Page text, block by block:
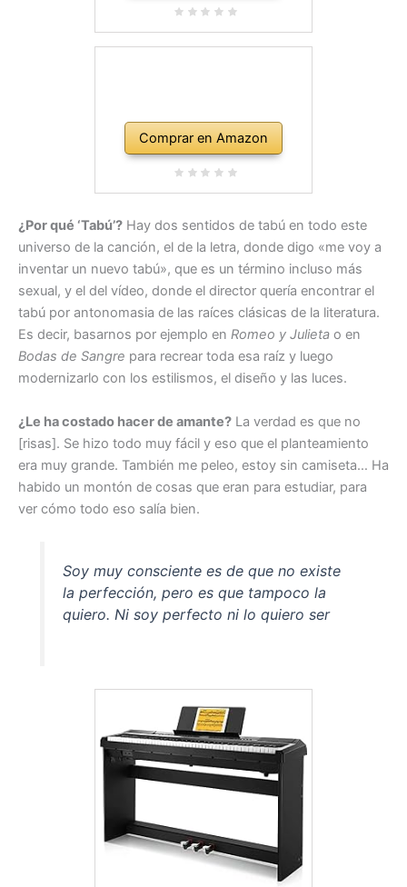
Comprar en Amazon
¿Por qué ‘Tabú’? Hay dos sentidos de tabú en todo este
universo de la canción, el de la letra, donde digo «me voy a
inventar un nuevo tabú», que es un término incluso más
sexual, y el del vídeo, donde el director quería encontrar el
tabú por antonomasia de las raíces clásicas de la literatura.
Es decir, basarnos por ejemplo en Romeo y Julieta o en
Bodas de Sangre para recrear toda esa raíz y luego
modernizarlo con los estilismos, el diseño y las luces.
¿Le ha costado hacer de amante? La verdad es que no
[risas]. Se hizo todo muy fácil y eso que el planteamiento
era muy grande. También me peleo, estoy sin camiseta… Ha
habido un montón de cosas que eran para estudiar, para
ver cómo todo eso salía bien.
Soy muy consciente es de que no existe
la perfección, pero es que tampoco la
quiero. Ni soy perfecto ni lo quiero ser